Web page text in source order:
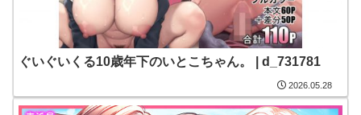
ぐいぐいくる10歳年下のいとこちゃん。 | d_731781
2026.05.28